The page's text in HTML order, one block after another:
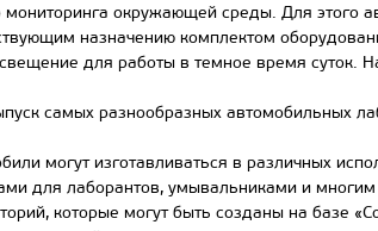
окружающей среды. Для этого
назначению комплектом
для работы в темное время суток.
самых разнообразных автомобильных
могут изготавливаться в различных
для лаборантов, умывальниками и
которые могут быть созданы на базе